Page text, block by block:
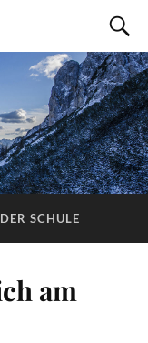
SCHULE
am